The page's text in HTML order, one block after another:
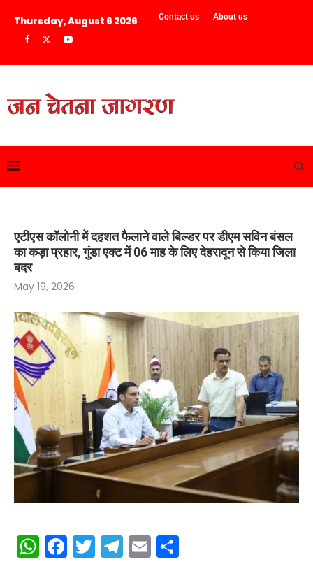
Thursday, August 6 2026 Contact us About us
एटीएस कॉलोनी में दहशत फैलाने वाले बिल्डर पर डीएम सविन बंसल
का कड़ा प्रहार, गुंडा एक्ट में 06 माह के लिए देहरादून से किया जिला
बदर
May 19, 2026
WhatsApp
Facebook
Twitter
Telegram
Email